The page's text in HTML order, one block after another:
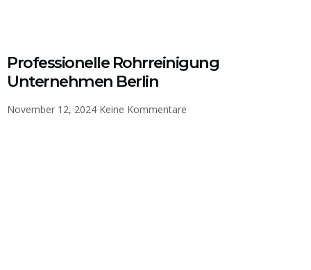
Professionelle Rohrreinigung
Unternehmen Berlin
November 12, 2024 Keine Kommentare